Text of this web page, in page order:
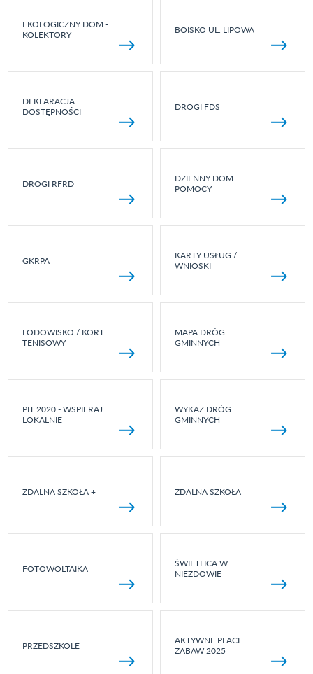
EKOLOGICZNY DOM -
KOLEKTORY
BOISKO UL. LIPOWA
DEKLARACJA
DOSTĘPNOŚCI
DROGI FDS
DROGI RFRD
DZIENNY DOM
POMOCY
GKRPA
KARTY USŁUG /
WNIOSKI
LODOWISKO / KORT
TENISOWY
MAPA DRÓG
GMINNYCH
PIT 2020 - WSPIERAJ
LOKALNIE
WYKAZ DRÓG
GMINNYCH
ZDALNA SZKOŁA + ZDALNA SZKOŁA
FOTOWOLTAIKA
ŚWIETLICA W
NIEZDOWIE
PRZEDSZKOLE
AKTYWNE PLACE
ZABAW 2025